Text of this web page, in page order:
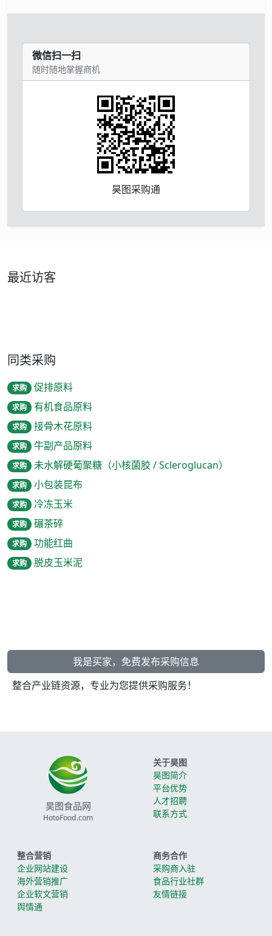
微信扫一扫
随时随地掌握商机
昊图采购通
最近访客
同类采购
求购 促排原料
求购 有机食品原料
求购 接骨木花原料
求购 牛副产品原料
求购 未水解硬葡聚糖（小核菌胶 / Scleroglucan）
求购 小包装昆布
求购 冷冻玉米
求购 碾茶碎
求购 功能红曲
求购 脱皮玉米泥
我是买家，免费发布采购信息
整合产业链资源，专业为您提供采购服务！
昊图食品网
HotoFood.com
关于昊图
昊图简介
平台优势
人才招聘
联系方式
整合营销
企业网站建设
海外营销推广
企业软文营销
舆情通
商务合作
采购商入驻
食品行业社群
友情链接